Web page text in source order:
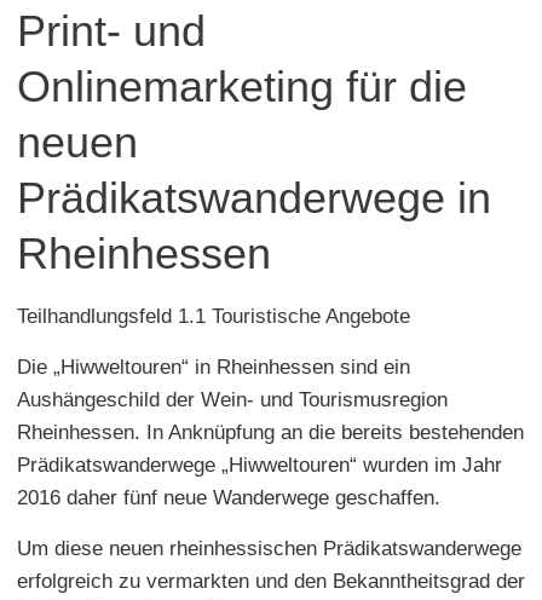
Print- und
Onlinemarketing für die
neuen
Prädikatswanderwege in
Rheinhessen
Teilhandlungsfeld 1.1 Touristische Angebote
Die „Hiwweltouren“ in Rheinhessen sind ein
Aushängeschild der Wein- und Tourismusregion
Rheinhessen. In Anknüpfung an die bereits bestehenden
Prädikatswanderwege „Hiwweltouren“ wurden im Jahr
2016 daher fünf neue Wanderwege geschaffen.
Um diese neuen rheinhessischen Prädikatswanderwege
erfolgreich zu vermarkten und den Bekanntheitsgrad der